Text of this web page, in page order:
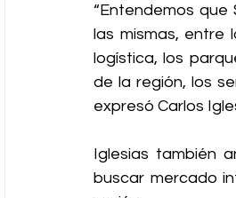
“Entendemos
las mismas, entre
logística, los
de la región, los
expresó Carlos
Iglesias también
buscar mercado